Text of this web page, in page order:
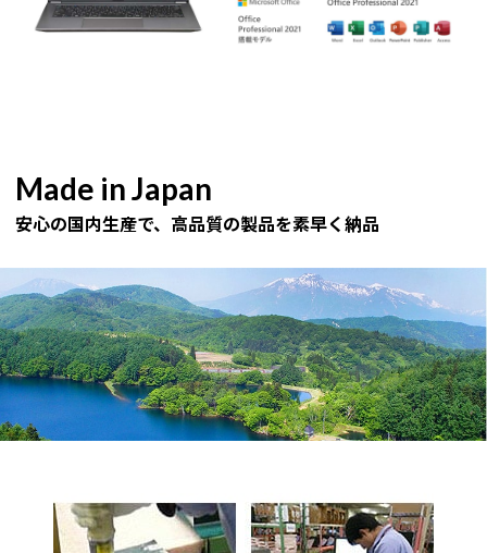
Made in Japan
安心の国内生産で、高品質の製品を素早く納品